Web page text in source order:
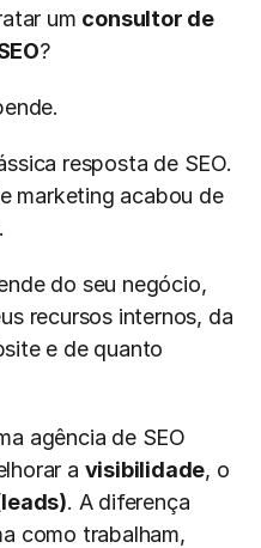
um consultor de
?
resposta de SEO.
marketing acabou de
do seu negócio,
recursos internos, da
e de quanto
agência de SEO
a visibilidade
. A diferença
como trabalham,